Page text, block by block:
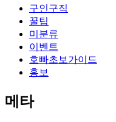
구인구직
꿀팁
미분류
이벤트
호빠초보가이드
홍보
메타